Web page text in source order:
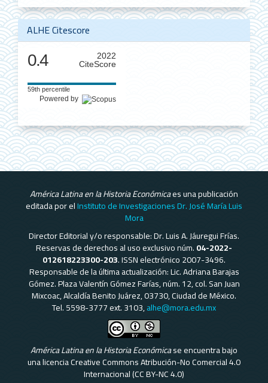
ALHE Citescore
0.4
2022
CiteScore
59th percentile
Powered by
América Latina en la Historia Económicaes una publicación
editada por elInstituto de Investigaciones Dr. José María Luis
Mora
Director Editorial y/o responsable: Dr. Luis A. Jáuregui Frías.
Reservas de derechos al uso exclusivo núm.04-2022-
012618223300-203. ISSN electrónico 2007-3496.
Responsable de la última actualización: Lic. Adriana Barajas
Gómez. Plaza Valentín Gómez Farías, núm. 12, col. San Juan
Mixcoac, Alcaldía Benito Juárez, 03730, Ciudad de México.
Tel. 5598-3777 ext. 3103,alhe@mora.edu.mx
América Latina en la Historia Económicase encuentra bajo
una licencia Creative Commons Atribución-No Comercial 4.0
Internacional (CC BY-NC 4.0)